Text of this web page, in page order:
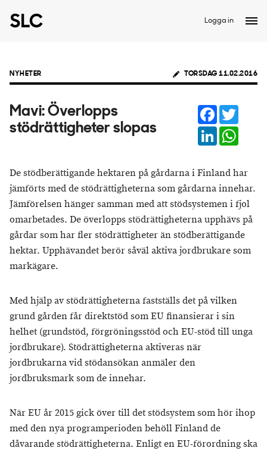
Logga in
NYHETER TORSDAG 11.02.2016
Mavi: Överlopps
stödrättigheter slopas
Facebook
LinkedIn
De stödberättigande hektaren på gårdarna i Finland har
jämförts med de stödrättigheterna som gårdarna innehar.
Jämförelsen hänger samman med att stödsystemen i fjol
omarbetades. De överlopps stödrättigheterna upphävs på
gårdar som har fler stödrättigheter än stödberättigande
hektar. Upphävandet berör såväl aktiva jordbrukare som
markägare.
Med hjälp av stödrättigheterna fastställs det på vilken
grund gården får direktstöd som EU finansierar i sin
helhet (grundstöd, förgröningsstöd och EU-stöd till unga
jordbrukare). Stödrättigheterna aktiveras när
jordbrukarna vid stödansökan anmäler den
jordbruksmark som de innehar.
När EU år 2015 gick över till det stödsystem som hör ihop
med den nya programperioden behöll Finland de
dåvarande stödrättigheterna. Enligt en EU-förordning ska